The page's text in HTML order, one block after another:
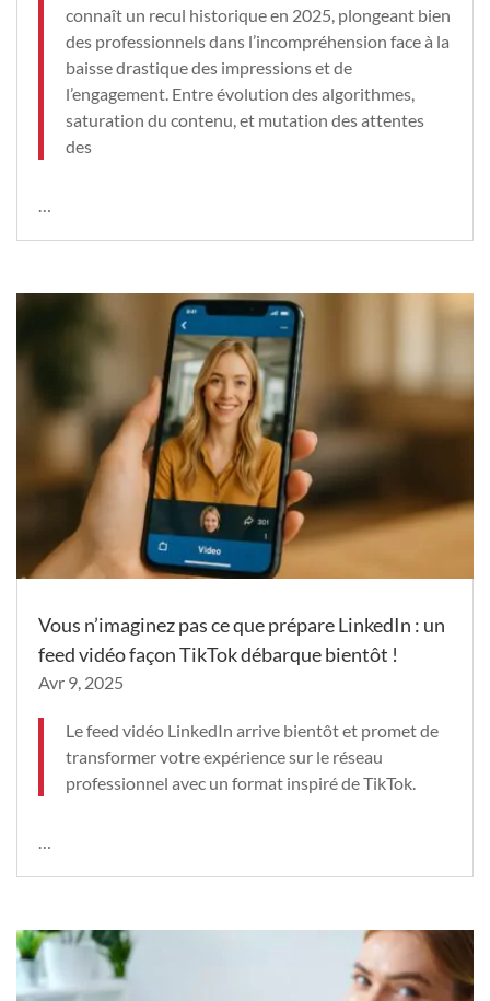
connaît un recul historique en 2025, plongeant bien
des professionnels dans l’incompréhension face à la
baisse drastique des impressions et de
l’engagement. Entre évolution des algorithmes,
saturation du contenu, et mutation des attentes
des
Vous n’imaginez pas ce que prépare LinkedIn : un
feed vidéo façon TikTok débarque bientôt !
Avr 9, 2025
Le feed vidéo LinkedIn arrive bientôt et promet de
transformer votre expérience sur le réseau
professionnel avec un format inspiré de TikTok.
…